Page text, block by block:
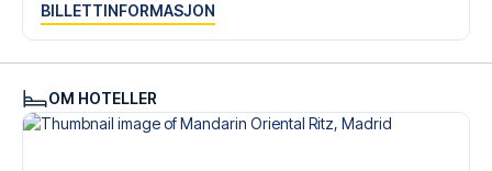
BILLETTINFORMASJON
OM HOTELLER